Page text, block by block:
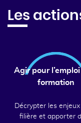
Les
Agir pour
formation
Décrypter les
filière et apporter